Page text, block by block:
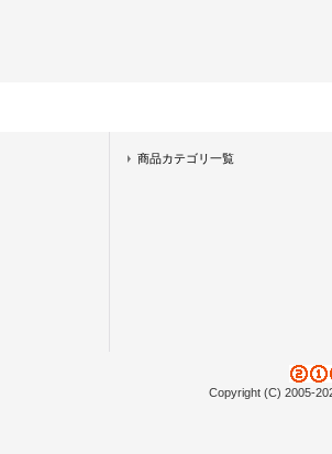
商品カテゴリ一覧
Copyright (C) 2005-